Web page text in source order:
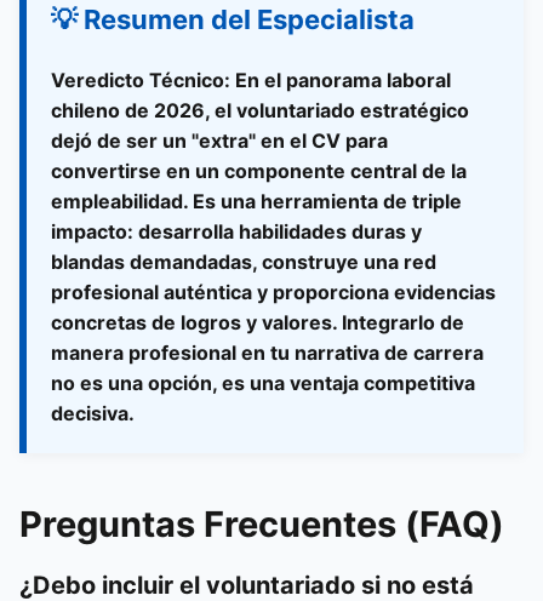
💡 Resumen del Especialista
Veredicto Técnico: En el panorama laboral
chileno de 2026, el voluntariado estratégico
dejó de ser un "extra" en el CV para
convertirse en un componente central de la
empleabilidad. Es una herramienta de triple
impacto: desarrolla habilidades duras y
blandas demandadas, construye una red
profesional auténtica y proporciona evidencias
concretas de logros y valores. Integrarlo de
manera profesional en tu narrativa de carrera
no es una opción, es una ventaja competitiva
decisiva.
Preguntas Frecuentes (FAQ)
¿Debo incluir el voluntariado si no está